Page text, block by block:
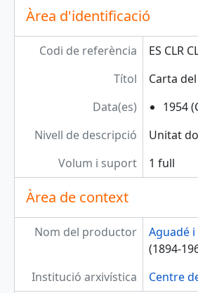
Àrea d'identificació
Codi de referència
ES CLR
Títol
Carta
Data(es)
1954
Nivell de descripció
Unitat
Volum i suport
1 full
Àrea de context
Nom del productor
Aguadé i
(1894-
Institució arxivística
Centre